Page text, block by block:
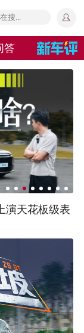
答
演天花板级表